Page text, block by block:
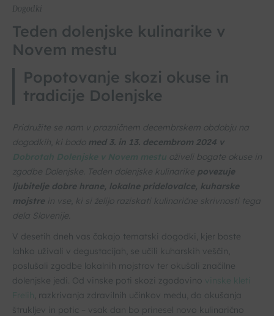
Dogodki
Teden dolenjske kulinarike v
Novem mestu
Popotovanje skozi okuse in
tradicije Dolenjske
Pridružite se nam v prazničnem decembrskem obdobju na
dogodkih, ki bodo med 3. in 13. decembrom 2024 v
oživeli bogate okuse in
zgodbe Dolenjske. Teden dolenjske kulinarike povezuje
ljubitelje dobre hrane, lokalne pridelovalce, kuharske
mojstre in vse, ki si želijo raziskati kulinarične skrivnosti tega
dela Slovenije.
V desetih dneh vas čakajo tematski dogodki, kjer boste
lahko uživali v degustacijah, se učili kuharskih veščin,
poslušali zgodbe lokalnih mojstrov ter okušali značilne
dolenjske jedi. Od vinske poti skozi zgodovino
, razkrivanja zdravilnih učinkov medu, do okušanja
štrukljev in potic – vsak dan bo prinesel novo kulinarično